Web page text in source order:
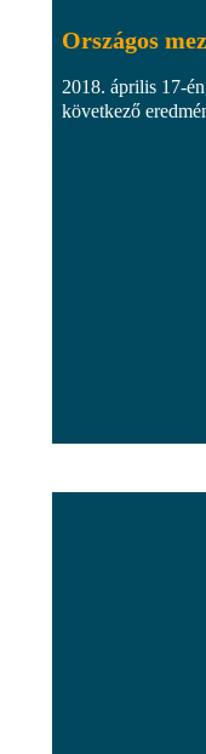
Országos
2018. április 17-
következő